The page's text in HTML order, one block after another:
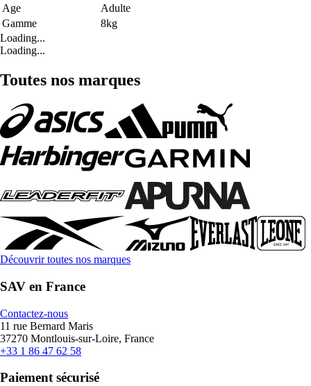
Age
Adulte
Gamme
8kg
Loading...
Loading...
Toutes nos marques
Découvrir toutes nos marques
SAV en France
Contactez-nous
11 rue Bernard Maris
37270 Montlouis-sur-Loire, France
+33 1 86 47 62 58
Paiement sécurisé